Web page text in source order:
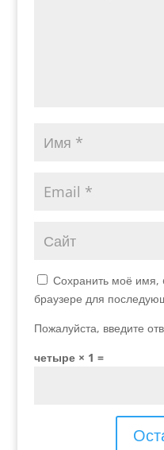
Сохранить моё имя,
браузере для
Пожалуйста, введите
четыре × 1 =